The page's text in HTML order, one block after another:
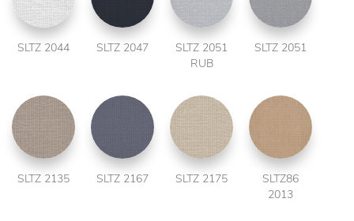
SLTZ 2044 SLTZ 2047
SLTZ 2051
RUB
SLTZ 2051
SLTZ 2135 SLTZ 2167 SLTZ 2175
SLTZ86
2013